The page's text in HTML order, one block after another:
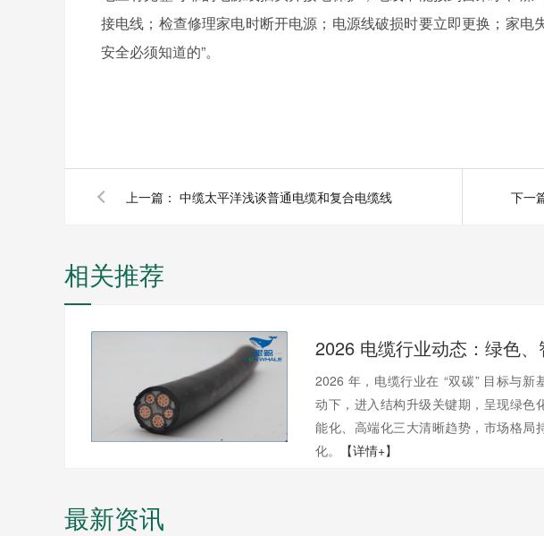
接电线；检查修理家电时断开电源；电源线破损时要立即更换；家
安全必须知道的”。
上一篇： 中缆太平洋浅谈普通电缆和复合电缆线 下一
相关推荐
2026 年，电缆行业在 “双碳” 目标与新
动下，进入结构升级关键期，呈现绿色
能化、高端化三大清晰趋势，市场格局
化。
【详情+】
最新资讯